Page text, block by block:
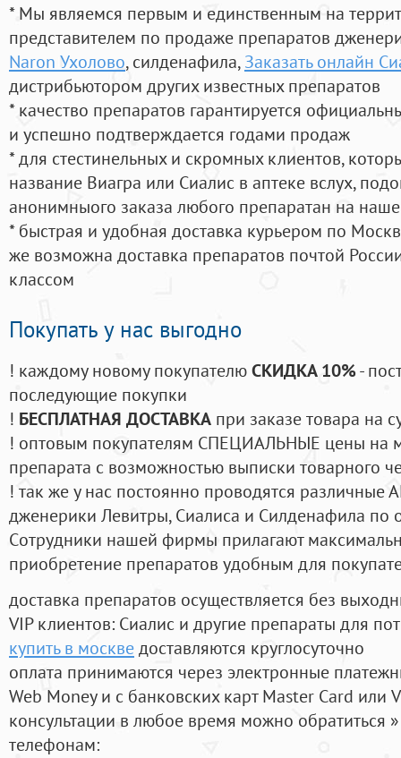
* Мы являемся первым и единственным на
представителем по продаже препаратов
Naron Ухолово, силденафила, Заказать онлайн
дистрибьютором других известных препаратов
* качество препаратов гарантируется
и успешно подтверждается годами продаж
* для стестинельных и скромных клиентов,
название Виагра или Сиалис в аптеке вслух,
анонимныого заказа любого препаратан на
* быстрая и удобная доставка курьером по
же возможна доставка препаратов почтой
классом
Покупать у нас выгодно
! каждому новому покупателюСКИДКА 10%-
последующие покупки
! БЕСПЛАТНАЯ ДОСТАВКА при заказе товара на
! оптовым покупателям СПЕЦИАЛЬНЫЕ цены на
препарата с возможностью выписки товарного
! так же у нас постоянно проводятся
дженерики Левитры, Сиалиса и Силденафила по
Cотрудники нашей фирмы прилагают
приобретение препаратов удобным для
доставка препаратов осуществляется без
VIP клиентов: Сиалис и другие препараты для
купить в москведоставляются круглосуточно
оплата принимаются через электронные
Web Money и с банковских карт Master Card или
консультации в любое время можно обратиться
телефонам: